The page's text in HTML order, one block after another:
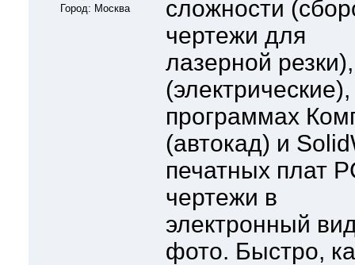
Город: Москва
сложности
чертежи для
лазерной
программах
(автокад) и
печатных плат
чертежи в
электронный
фото. Быстро,